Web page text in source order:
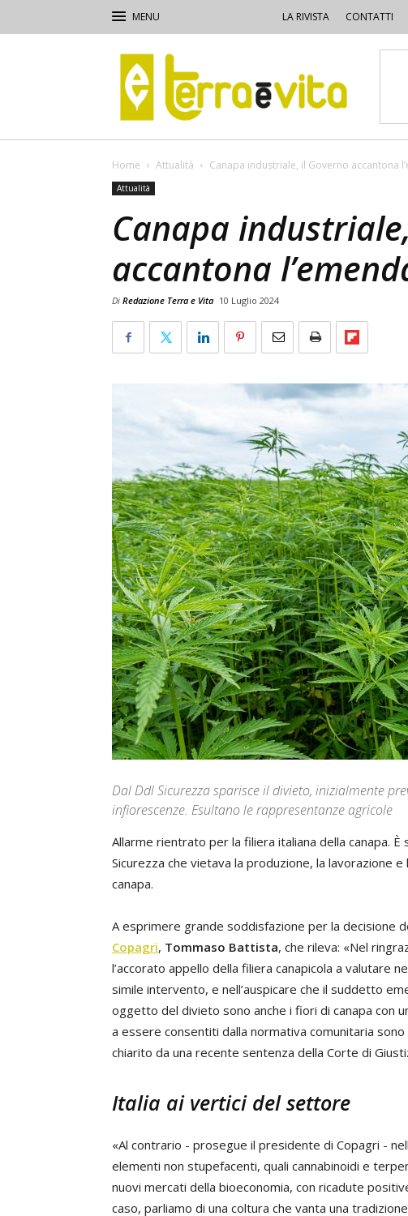
LA RIVISTA CONTATTI
Terra
e
Vita
Home Attualità Canapa industriale, il Governo accantona
Attualità
Canapa
accantona
Di Redazione Terra e Vita 10 Luglio 2024
Dal Ddl Sicurezza sparisce il divieto, inizialmente
infiorescenze. Esultano le rappresentanze agricole
Allarme rientrato per la filiera italiana della canapa.
Sicurezza che vietava la produzione, la lavorazione
canapa.
A esprimere grande soddisfazione per la decisione
Copagri, Tommaso Battista, che rileva: «Nel
l’accorato appello della filiera canapicola a valutare
simile intervento, e nell’auspicare che il suddetto
oggetto del divieto sono anche i fiori di canapa con
a essere consentiti dalla normativa comunitaria
chiarito da una recente sentenza della Corte di
Italia ai vertici del settore
«Al contrario - prosegue il presidente di Copagri -
elementi non stupefacenti, quali cannabinoidi e
nuovi mercati della bioeconomia, con ricadute
caso, parliamo di una coltura che vanta una